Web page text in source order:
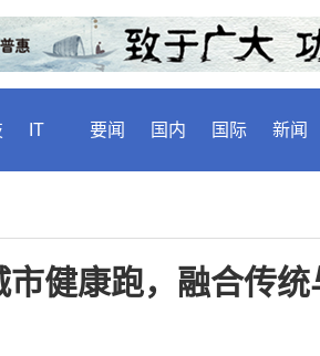
IT 要闻 国内 国际 新闻
健康跑，融合传